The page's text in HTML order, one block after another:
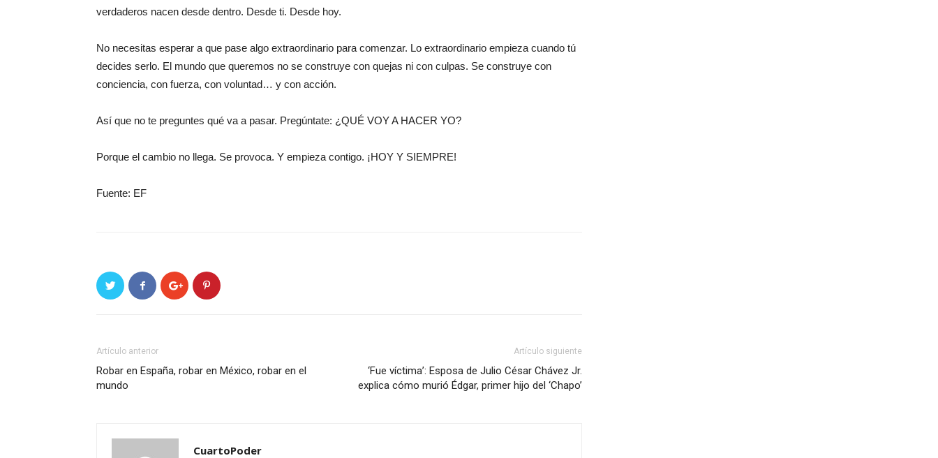
verdaderos nacen desde dentro. Desde ti. Desde hoy.
No necesitas esperar a que pase algo extraordinario para comenzar. Lo extraordinario empieza cuando tú
decides serlo. El mundo que queremos no se construye con quejas ni con culpas. Se construye con
conciencia, con fuerza, con voluntad… y con acción.
Así que no te preguntes qué va a pasar. Pregúntate: ¿QUÉ VOY A HACER YO?
Porque el cambio no llega. Se provoca. Y empieza contigo. ¡HOY Y SIEMPRE!
Fuente: EF
Artículo anterior
Robar en España, robar en México, robar en el
mundo
Artículo siguiente
‘Fue víctima’: Esposa de Julio César Chávez Jr.
explica cómo murió Édgar, primer hijo del ‘Chapo’
CuartoPoder